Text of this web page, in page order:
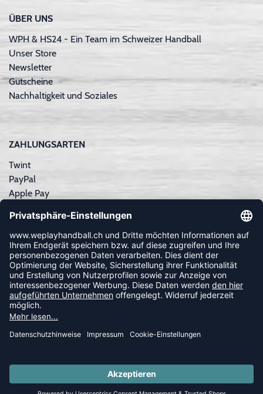
ÜBER UNS
WPH & HS24 - Ein Team im Schweizer Handball
Unser Store
Newsletter
Gutscheine
Nachhaltigkeit und Soziales
ZAHLUNGSARTEN
Twint
PayPal
Apple Pay
Kreditkarte
Rechnungskauf
NEWSLETTER
FOLLOW US